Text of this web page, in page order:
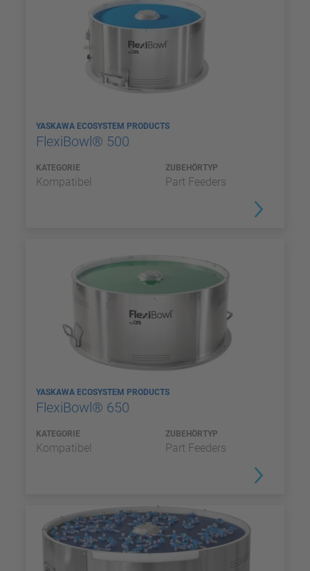
YASKAWA ECOSYSTEM PRODUCTS
FlexiBowl® 500
KATEGORIE
Kompatibel
ZUBEHÖRTYP
Part Feeders
YASKAWA ECOSYSTEM PRODUCTS
FlexiBowl® 650
KATEGORIE
Kompatibel
ZUBEHÖRTYP
Part Feeders